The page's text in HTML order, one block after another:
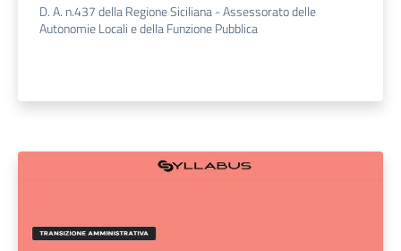
D. A. n.437 della Regione Siciliana - Assessorato delle
Autonomie Locali e della Funzione Pubblica